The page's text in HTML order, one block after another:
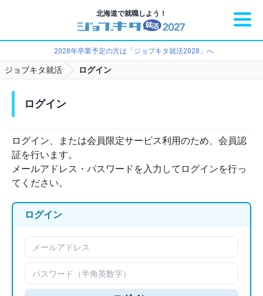
北海道で就職しよう！
2028年卒業予定の方は「ジョブキタ就活2028」へ
ジョブキタ就活 ログイン
ログイン
ログイン、または会員限定サービス利用のため、会員認
証を行います。
メールアドレス・パスワードを入力してログインを行っ
てください。
ログイン